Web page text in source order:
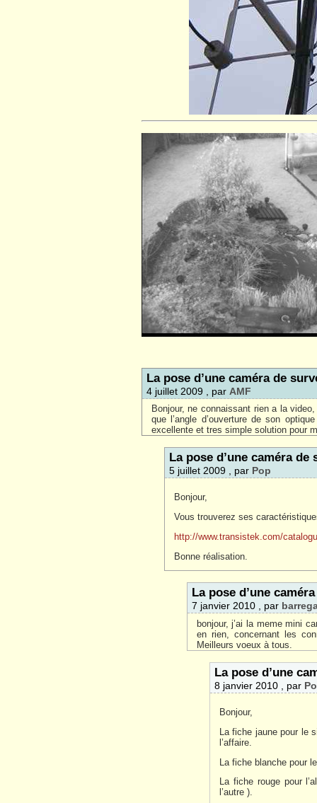
La pose d’une caméra de
4 juillet 2009 , par AMF
Bonjour, ne connaissant rien a la
que l’angle d’ouverture de son
excellente et tres simple solution pour
La pose d’une caméra de
5 juillet 2009 , par Pop
Bonjour,
Vous trouverez ses
http://www.transistek.com/
Bonne réalisation.
La pose d’une
7 janvier 2010 , par
bonjour, j’ai la meme mini
en rien, concernant les
Meilleurs voeux à tous.
La pose d’une
8 janvier 2010 , par
Bonjour,
La fiche jaune pour le
l’affaire.
La fiche blanche pour
La fiche rouge pour
l’autre ).